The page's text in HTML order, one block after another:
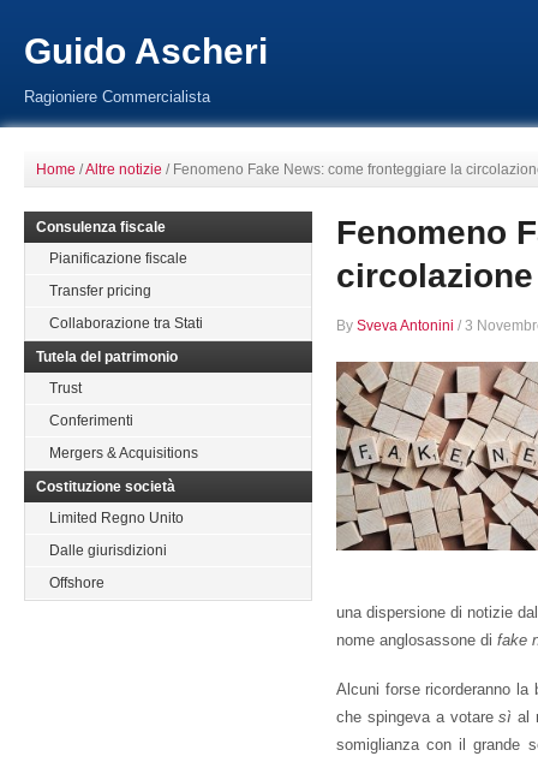
Guido Ascheri
Ragioniere Commercialista
Home /Altre notizie / Fenomeno Fake News: come fronteggiare la
Fenomeno
By Sveva Antonini / 3
una dispersione di notizie
nome anglosassone di fake
Alcuni forse ricorderanno la
che spingeva a votaresìal
somiglianza con il grande
Consulenza fiscale
Pianificazione fiscale
Transfer pricing
Collaborazione tra Stati
Tutela del patrimonio
Trust
Conferimenti
Mergers & Acquisitions
Costituzione società
Limited Regno Unito
Dalle giurisdizioni
Offshore